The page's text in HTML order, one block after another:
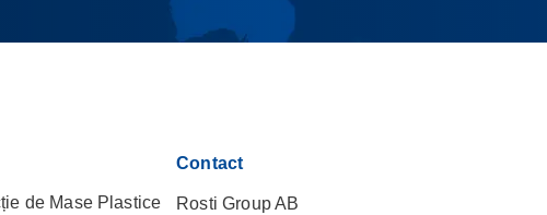
de Mase Plastice
Contact
Rosti Group AB